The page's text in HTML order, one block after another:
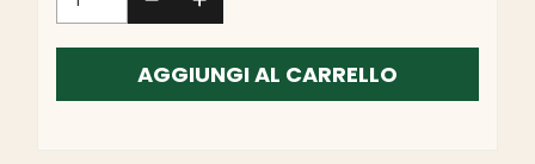
AGGIUNGI AL CARRELLO